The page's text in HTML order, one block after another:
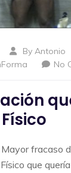
By Antonio
No
Mayor fracaso
que